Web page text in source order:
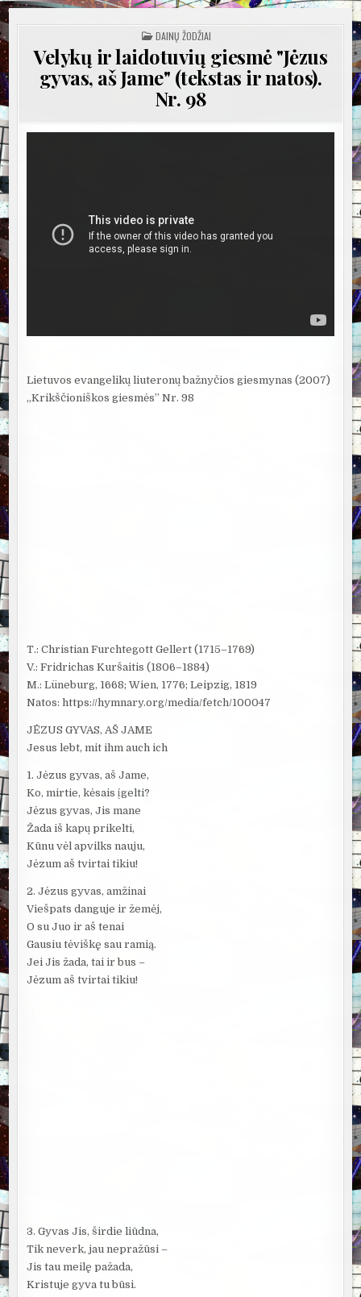
POSTED
IN
DAINŲ ŽODŽIAI
Velykų ir laidotuvių giesmė "Jėzus
gyvas, aš Jame" (tekstas ir natos).
Nr. 98
Lietuvos evangelikų liuteronų bažnyčios giesmynas (2007)
„Krikščioniškos giesmės” Nr. 98
T.: Christian Furchtegott Gellert (1715–1769)
V.: Fridrichas Kuršaitis (1806–1884)
M.: Lüneburg, 1668; Wien, 1776; Leipzig, 1819
Natos: https://hymnary.org/media/fetch/100047
JĖZUS GYVAS, AŠ JAME
Jesus lebt, mit ihm auch ich
1. Jėzus gyvas, aš Jame,
Ko, mirtie, kėsais įgelti?
Jėzus gyvas, Jis mane
Žada iš kapų prikelti,
Kūnu vėl apvilks nauju,
Jėzum aš tvirtai tikiu!
2. Jėzus gyvas, amžinai
Viešpats danguje ir žemėj,
O su Juo ir aš tenai
Gausiu tėviškę sau ramią.
Jei Jis žada, tai ir bus –
Jėzum aš tvirtai tikiu!
3. Gyvas Jis, širdie liūdna,
Tik neverk, jau nepražūsi –
Jis tau meilę pažada,
Kristuje gyva tu būsi.